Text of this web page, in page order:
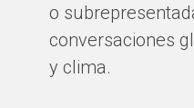
o
conversaciones
y clima.